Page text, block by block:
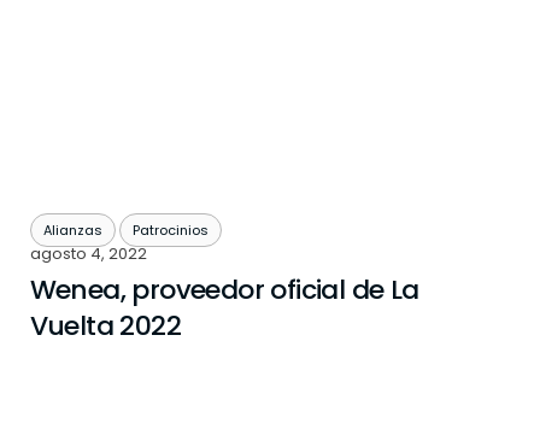
Alianzas Patrocinios
agosto 4, 2022
Wenea, proveedor oficial de La
Vuelta 2022